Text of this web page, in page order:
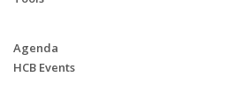
Agenda
HCB Events